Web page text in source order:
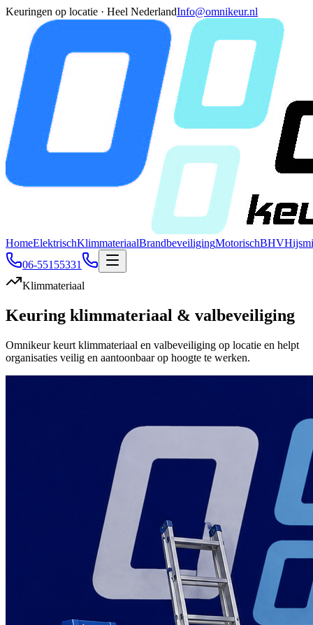
Keuringen op locatie · Heel NederlandInfo@omnikeur.nl
HomeElektrischKlimmateriaalBrandbeveiligingMotorischBHV
06-55155331
Klimmateriaal
Keuring klimmateriaal & valbeveiliging
Omnikeur keurt klimmateriaal en valbeveiliging op locatie en helpt
organisaties veilig en aantoonbaar op hoogte te werken.